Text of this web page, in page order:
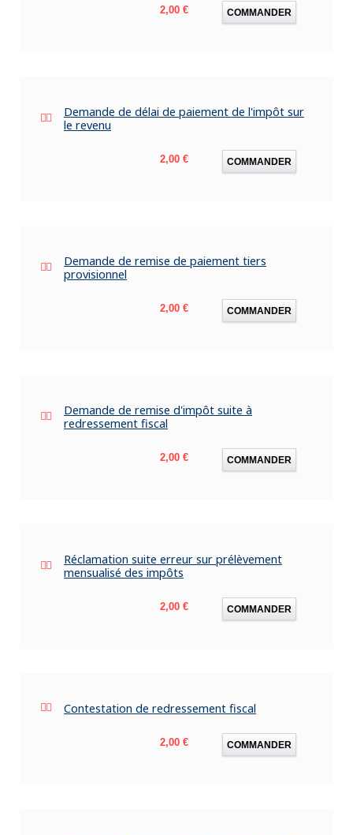
Prix
2,00 € COMMANDER
Demande de délai de paiement de l'impôt sur
le revenu
Prix
2,00 € COMMANDER
Demande de remise de paiement tiers
provisionnel
Prix
2,00 € COMMANDER
Demande de remise d'impôt suite à
redressement fiscal
Prix
2,00 € COMMANDER
Réclamation suite erreur sur prélèvement
mensualisé des impôts
Prix
2,00 € COMMANDER
Contestation de redressement fiscal
Prix
2,00 € COMMANDER